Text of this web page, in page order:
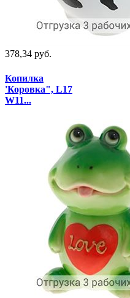
378,34 руб.
Копилка
'Коровка", L17
W11...